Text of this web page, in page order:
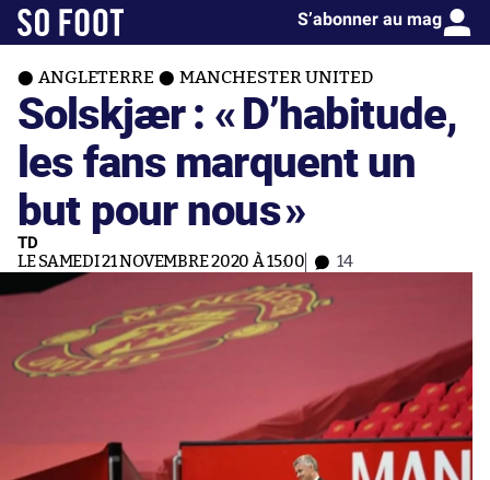
S’abonner au mag
ANGLETERRE MANCHESTER UNITED
Solskjær : «D’habitude,
les fans marquent un
but pour nous»
TD
LE SAMEDI 21 NOVEMBRE 2020 À 15:00 14